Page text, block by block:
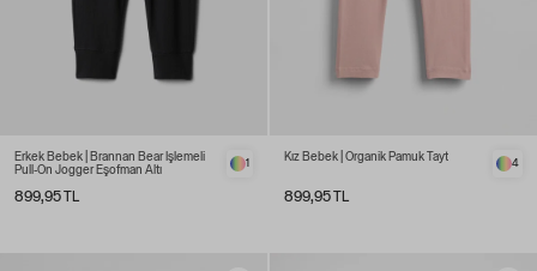
Erkek Bebek | Brannan Bear İşlemeli
Pull-On Jogger Eşofman Altı
899,95 TL
1
Kız Bebek | Organik Pamuk Tayt
899,95 TL
4